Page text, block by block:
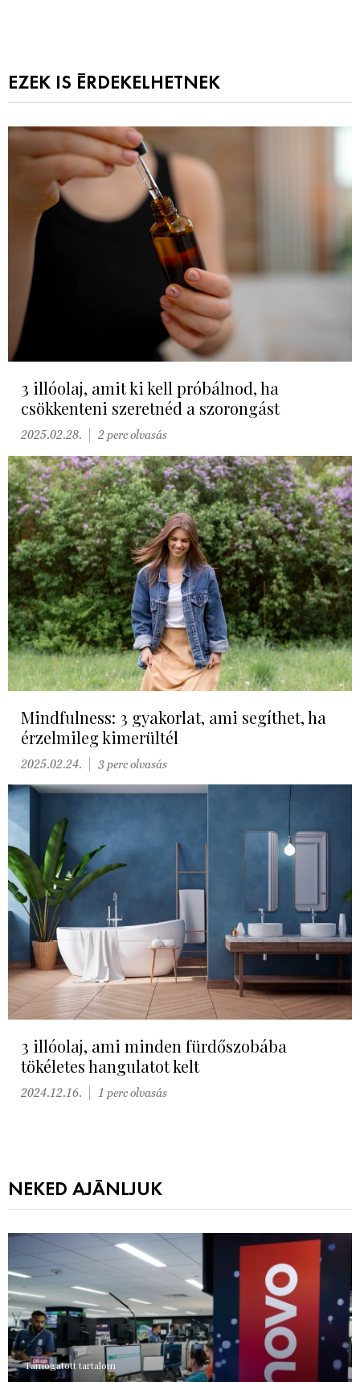
EZEK IS ÉRDEKELHETNEK
3 illóolaj, amit ki kell próbálnod, ha
csökkenteni szeretnéd a szorongást
2025.02.28. 2 perc olvasás
Mindfulness: 3 gyakorlat, ami segíthet, ha
érzelmileg kimerültél
2025.02.24. 3 perc olvasás
3 illóolaj, ami minden fürdőszobába
tökéletes hangulatot kelt
2024.12.16. 1 perc olvasás
NEKED AJÁNLJUK
Támogatott tartalom